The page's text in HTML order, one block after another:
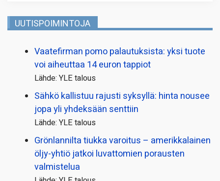
UUTISPOIMINTOJA
Vaatefirman pomo palautuksista: yksi tuote
voi aiheuttaa 14 euron tappiot
Lähde: YLE talous
Sähkö kallistuu rajusti syksyllä: hinta nousee
jopa yli yhdeksään senttiin
Lähde: YLE talous
Grönlannilta tiukka varoitus – amerikkalainen
öljy-yhtiö jatkoi luvattomien porausten
valmistelua